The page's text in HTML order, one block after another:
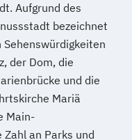
Aufgrund des
bezeichnet
der Dom, die
und die
Mariä
Main-
an Parks und